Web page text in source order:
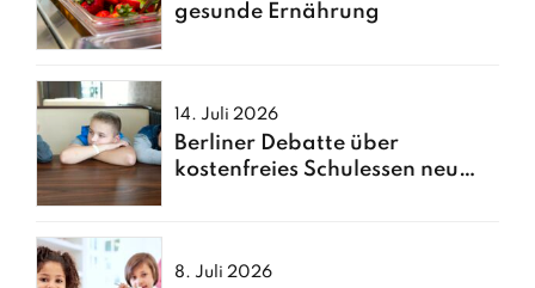
gesunde Ernährung
14. Juli 2026
Berliner Debatte über
kostenfreies Schulessen neu
8. Juli 2026